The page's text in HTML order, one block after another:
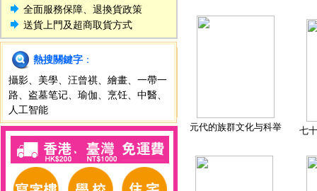
全面服務保障、退換貨政策
送貨上門及超商取貨方式
熱搜關鍵字 ：
攝影
美學 汪曾祺 繪畫
一帶一
路
盗墓笔记 瑜伽 烹饪 中醫
人工智能
元代的族群文化与科举 七